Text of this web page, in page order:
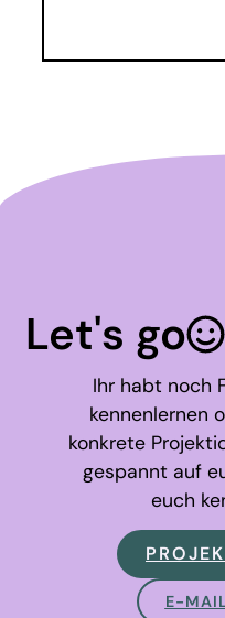
Let's go
Ihr habt noch
kennenlernen
konkrete
gespannt auf
euch
E-